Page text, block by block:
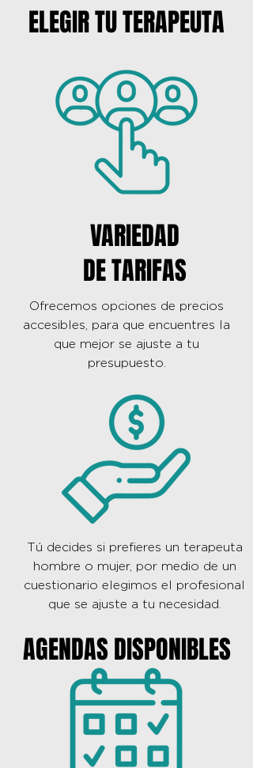
ELEGIR TU TERAPEUTA
VARIEDAD
DE TARIFAS
Ofrecemos opciones de precios
accesibles, para que encuentres la
que mejor se ajuste a tu
presupuesto.
Tú decides si prefieres un terapeuta
hombre o mujer, por medio de un
cuestionario elegimos el profesional
que se ajuste a tu necesidad.
AGENDAS DISPONIBLES